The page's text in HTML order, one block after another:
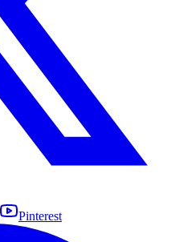
Pinterest